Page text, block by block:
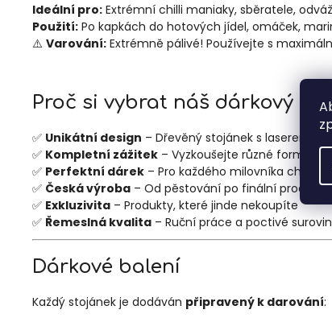
Ideální pro: Extrémní chilli maniaky, sběratele,
Použití: Po kapkách do hotových jídel, omáček,
⚠️ Varování: Extrémně pálivé! Používejte s
Proč si vybrat náš dárkový
✅ Unikátní design – Dřevěný stojánek s laserem
✅ Kompletní zážitek – Vyzkoušejte různé formy a
✅ Perfektní dárek – Pro každého milovníka chilli
✅ Česká výroba – Od pěstování po finální produkt
✅ Exkluzivita – Produkty, které jinde nekoupíte
✅ Řemeslná kvalita – Ruční práce a poctivé
Dárkové balení
Každý stojánek je dodáván připravený k darování: